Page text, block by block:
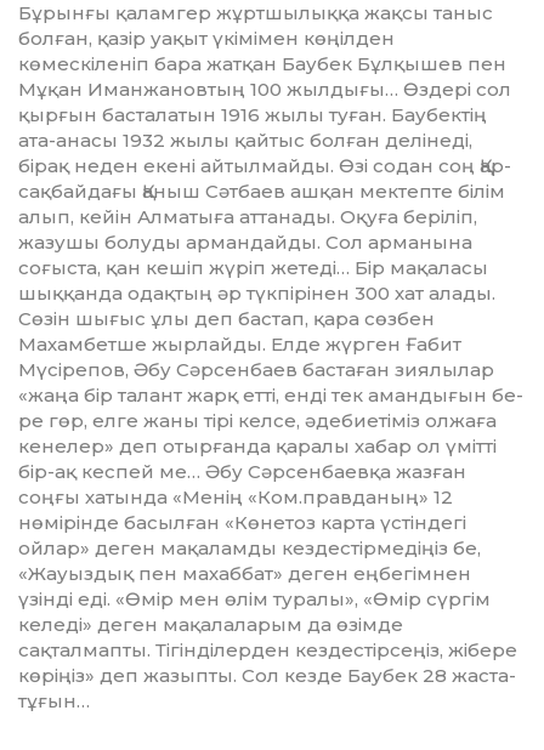
Бұрынғы қаламгер жұртшылыққа жақ­сы таныс
болған, қазір уақыт үкімімен көңіл­ден
көмескіленіп бара жатқан Баубек Бұлқышев пен
Мұқан Иманжановтың 100 жылдығы… Өздері сол
қырғын басталатын 1916 жылы туған. Баубектің
ата-анасы 1932 жы­лы қайтыс болған делінеді,
бірақ неден екені айтылмайды. Өзі содан соң Қар­
сақ­байдағы Қаныш Сәтбаев ашқан мектепте білім
алып, кейін Алматыға аттанады. Оқуға беріліп,
жазушы болуды армандайды. Сол арманына
соғыста, қан кешіп жүріп жетеді… Бір мақаласы
шық­қанда одақтың әр ­түкпірінен 300 хат алады.
Сөзін шығыс ұлы деп бастап, қара сөзбен
Махамбетше жыр­лайды. Елде жүрген Ғабит
Мүсірепов, Әбу Сәрсенбаев бастаған зиялылар
«жаңа бір талант жарқ етті, енді тек амандығын бе­
ре гөр, елге жаны тірі келсе, әдебиетіміз ол­жаға
кенелер» деп отырғанда қаралы ха­бар ол үмітті
бір-ақ кеспей ме… Әбу Сәр­сенбаевқа жазған
соңғы хатында «Менің «Ком.правданың» 12
нөмірінде басылған «Кө­нетоз карта үстіндегі
ойлар» деген мақа­лам­ды кездестірмедіңіз бе,
«Жауыздық пен ма­хаббат» деген еңбегімнен
үзінді еді. «Өмір мен өлім туралы», «Өмір сүргім
келеді» деген мақалаларым да өзімде
сақталмапты. Ті­гінділерден кездестірсеңіз, жібере
кө­ріңіз» деп жазыпты. Сол кезде Баубек 28 жаста-
тұғын…